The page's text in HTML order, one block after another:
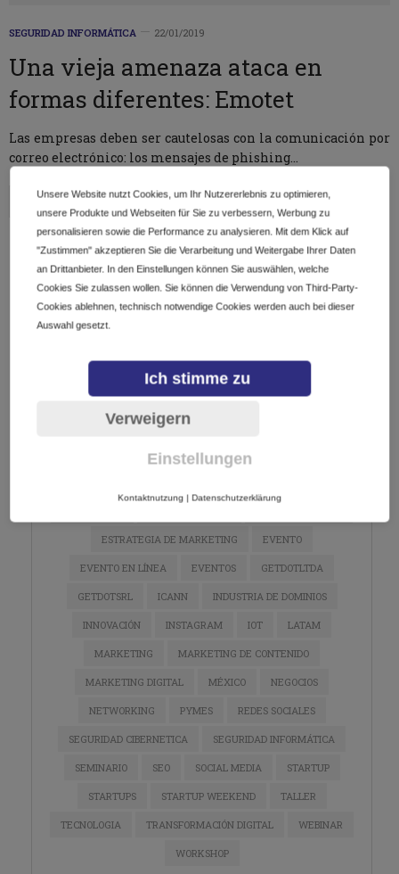
SEGURIDAD INFORMÁTICA 22/01/2019
Una vieja amenaza ataca en
formas diferentes: Emotet
Las empresas deben ser cautelosas con la comunicación por
correo electrónico: los mensajes de phishing…
AGOSTO, 2026
Ningún evento
TAG CLOUD
ARGENTINA CALENDARIO
COMERCIO ELECTRONICO CONFERENCIA
ESTRATEGIA DE MARKETING EVENTO
EVENTO EN LÍNEA EVENTOS GETDOTLTDA
GETDOTSRL ICANN INDUSTRIA DE DOMINIOS
INNOVACIÓN INSTAGRAM IOT LATAM
MARKETING MARKETING DE CONTENIDO
MARKETING DIGITAL MÉXICO NEGOCIOS
NETWORKING PYMES REDES SOCIALES
SEGURIDAD CIBERNETICA SEGURIDAD INFORMÁTICA
SEMINARIO SEO SOCIAL MEDIA STARTUP
STARTUPS STARTUP WEEKEND TALLER
TECNOLOGIA TRANSFORMACIÓN DIGITAL WEBINAR
WORKSHOP
Unsere Website nutzt Cookies, um Ihr Nutzererlebnis zu optimieren,
unsere Produkte und Webseiten für Sie zu verbessern, Werbung zu
personalisieren sowie die Performance zu analysieren. Mit dem Klick auf
"Zustimmen" akzeptieren Sie die Verarbeitung und Weitergabe Ihrer Daten
an Drittanbieter. In den Einstellungen können Sie auswählen, welche
Cookies Sie zulassen wollen. Sie können die Verwendung von Third-Party-
Cookies ablehnen, technisch notwendige Cookies werden auch bei dieser
Auswahl gesetzt.
Ich stimme zu
Verweigern
Einstellungen
Kontaktnutzung | Datenschutzerklärung